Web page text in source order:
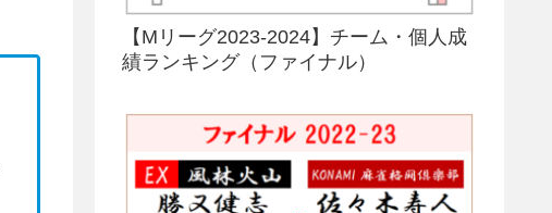
【Mリーグ2023-2024】チーム・個人成
績ランキング（ファイナル）